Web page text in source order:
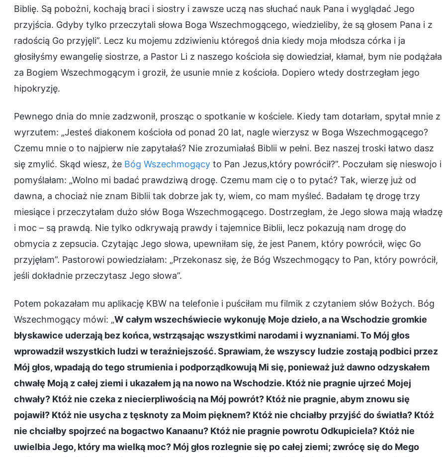
Biblię. Są pobożni, kochają braci i siostry i zawsze uczą nas słuchać nauk Pana i wyglądać Jego
przyjścia. Gdyby tylko przeczytali słowa Boga Wszechmogącego, wiedzieliby, że są głosem Pana i z
radością Go przyjęli”. Lecz ku mojemu zdziwieniu któregoś dnia kiedy moja młodsza córka i ja
głosiłyśmy ewangelię siostrze, a Pastor Li z naszego kościoła się dowiedział, kłamał, bym nie podążała
za Bogiem Wszechmogącym i groził, że usunie mnie z kościoła. Dopiero wtedy dostrzegłam jego
hipokryzję.
Pewnego dnia do mnie zadzwonił, prosząc o spotkanie w kościele. Kiedy tam dotarłam, spytał mnie z
wyrzutem: „Jesteś diakonem kościoła od ponad 20 lat, nagle wierzysz w Boga Wszechmogącego?
Czemu mnie o to najpierw nie zapytałaś? Nie zrozumiałaś Biblii w pełni. Bez naszej troski łatwo dasz
się zmylić. Skąd wiesz, że Bóg Wszechmogący to Pan Jezus,który powrócił?”. Poczułam się nieswojo i
pomyślałam: „Wolno mi badać prawdziwą drogę. Czemu mam cię o to pytać? Tak, wierzę już od
dawna, a chociaż nie znam Biblii tak dobrze jak ty, wiem, co mam myśleć. Badałam tę drogę trzy
miesiące i przeczytałam dużo słów Boga Wszechmogącego. Dostrzegłam, że Jego słowa mają władzę
i moc – są prawdą. Nie tylko odkrywają prawdy i tajemnice Biblii, lecz pokazują nam drogę do
obmycia z zepsucia. Czytając Jego słowa, upewniłam się, że jest Panem, który powrócił, więc Go
przyjęłam”. Pastorowi powiedziałam: „Przekonasz się, że Bóg Wszechmogący to Pan, który powrócił,
jeśli dokładnie przeczytasz Jego słowa”.
Potem pokazałam mu aplikację KBW na telefonie i puściłam mu filmik z czytaniem słów Bożych. Bóg
Wszechmogący mówi: „W całym wszechświecie wykonuję Moje dzieło, a na Wschodzie gromkie
błyskawice uderzają bez końca, wstrząsając wszystkimi narodami i wyznaniami. To Mój głos
wprowadził wszystkich ludzi w teraźniejszość. Sprawiam, że wszyscy ludzie zostają podbici przez
Mój głos, wpadają do tego strumienia i podporządkowują Mi się, ponieważ już dawno odzyskałem
chwałę Moją z całej ziemi i ukazałem ją na nowo na Wschodzie. Któż nie pragnie ujrzeć Mojej
chwały? Któż nie czeka z niecierpliwością na Mój powrót? Któż nie pragnie, abym znowu się
pojawił? Któż nie usycha z tęsknoty za Moim pięknem? Któż nie chciałby przyjść do światła? Któż
nie chciałby spojrzeć na bogactwo Kanaanu? Któż nie pragnie powrotu Odkupiciela? Któż nie
uwielbia Jego, który ma wielką moc? Mój głos rozlegnie się po całej ziemi; zwrócę się do Mego